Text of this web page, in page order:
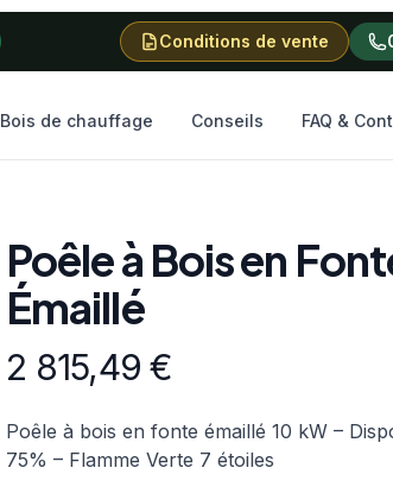
Conditions de vente
Bois de chauffage Conseils FAQ &
Poêle à Bois en
Émaillé
Informations produit
2 815,49€
Description
Poêle à bois en fonte émaillé 10 kW –
75% – Flamme Verte 7 étoiles